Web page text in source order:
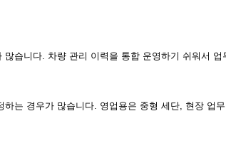
습니다. 차량 관리 이력을 통합 운영하기 쉬워서 업
는 경우가 많습니다. 영업용은 중형 세단, 현장 업